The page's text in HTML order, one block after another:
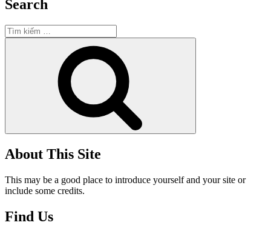
Search
Tìm
kiếm:
About This Site
This may be a good place to introduce yourself and your site or
include some credits.
Find Us